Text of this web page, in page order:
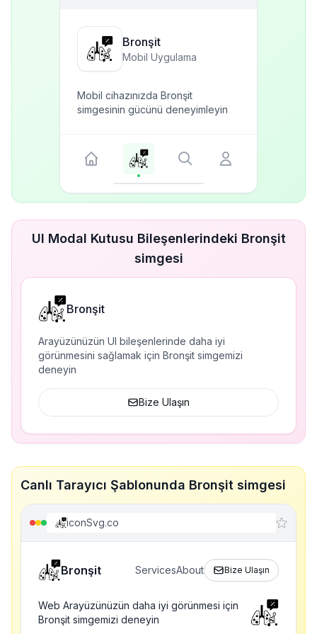
Bronşit
Mobil Uygulama
Mobil cihazınızda Bronşit
simgesinin gücünü deneyimleyin
UI Modal Kutusu Bileşenlerindeki Bronşit
simgesi
Bronşit
Arayüzünüzün UI bileşenlerinde daha iyi
görünmesini sağlamak için Bronşit simgemizi
deneyin
Bize Ulaşın
Canlı Tarayıcı Şablonunda Bronşit simgesi
iconSvg.co
Bronşit ServicesAbout Bize Ulaşın
Web Arayüzünüzün daha iyi görünmesi için
Bronşit simgemizi deneyin